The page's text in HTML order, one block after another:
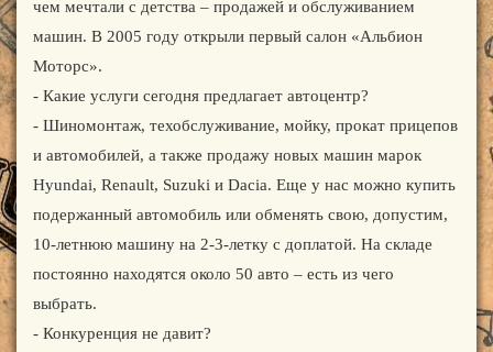
чем мечтали с детства – продажей и обслуживанием
машин. В 2005 году открыли первый салон «Альбион
Моторс».
- Какие услуги сегодня предлагает автоцентр?
- Шиномонтаж, техобслуживание, мойку, прокат прицепов
и автомобилей, а также продажу новых машин марок
Hyundai, Renault, Suzuki и Dacia. Еще у нас можно купить
подержанный автомобиль или обменять свою, допустим,
10-летнюю машину на 2-3-летку с доплатой. На складе
постоянно находятся около 50 авто – есть из чего
выбрать.
- Конкуренция не давит?